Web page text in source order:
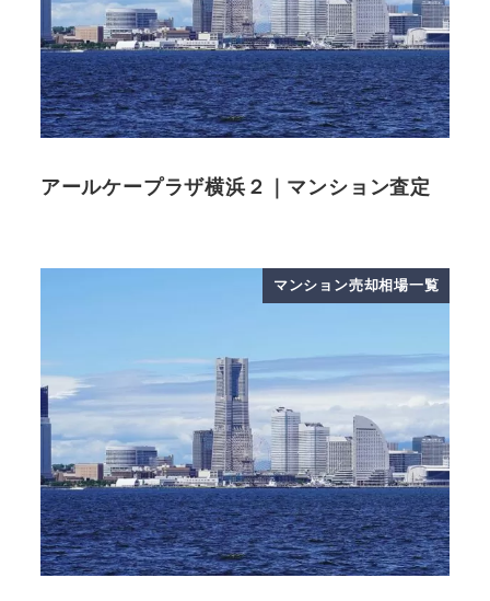
アールケープラザ横浜２｜マンション査定
マンション売却相場一覧